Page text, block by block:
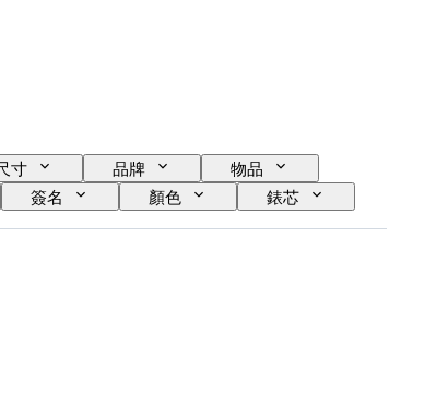
寸 品牌
物品
簽名 顏色
錶芯
原產地